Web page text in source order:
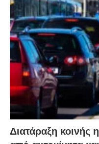
Διατάραξη κοινής